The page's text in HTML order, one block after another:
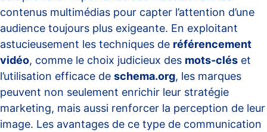
contenus multimédias pour capter l’attention d’une
audience toujours plus exigeante. En exploitant
astucieusement les techniques de référencement
vidéo, comme le choix judicieux des mots-clés et
l’utilisation efficace de schema.org, les marques
peuvent non seulement enrichir leur stratégie
marketing, mais aussi renforcer la perception de leur
image. Les avantages de ce type de communication